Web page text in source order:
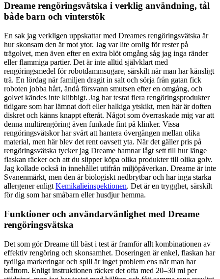
Dreame rengöringsvätska i verklig användning, tål
både barn och vinterstök
En sak jag verkligen uppskattar med Dreames rengöringsvätska är
hur skonsam den är mot ytor. Jag var lite orolig för rester på
trägolvet, men även efter en extra blöt omgång såg jag inga ränder
eller flammiga partier. Det är inte alltid självklart med
rengöringsmedel för robotdammsugare, särskilt när man har känsligt
trä. En lördag när familjen dragit in salt och sörja från gatan fick
roboten jobba hårt, ändå försvann smutsen efter en omgång, och
golvet kändes inte klibbigt. Jag har testat flera rengöringsprodukter
tidigare som har lämnat doft eller halkiga ytskikt, men här är doften
diskret och känns knappt efteråt. Något som överraskade mig var att
denna multirengöring även funkade fint på klinker. Vissa
rengöringsvätskor har svårt att hantera övergången mellan olika
material, men här blev det rent oavsett yta. När det gäller pris på
rengöringsvätska tycker jag Dreame hamnar lågt sett till hur länge
flaskan räcker och att du slipper köpa olika produkter till olika golv.
Jag kollade också in innehållet utifrån miljöpåverkan. Dreame är inte
Svanenmärkt, men den är biologiskt nedbrytbar och har inga starka
allergener enligt Kemikalieinspektionen. Det är en trygghet, särskilt
för dig som har småbarn eller husdjur hemma.
Funktioner och användarvänlighet med Dreame
rengöringsvätska
Det som gör Dreame till bäst i test är framför allt kombinationen av
effektiv rengöring och skonsamhet. Doseringen är enkel, flaskan har
tydliga markeringar och spill är inget problem ens när man har
bråttom. Enligt instruktionen räcker det ofta med 20–30 ml per